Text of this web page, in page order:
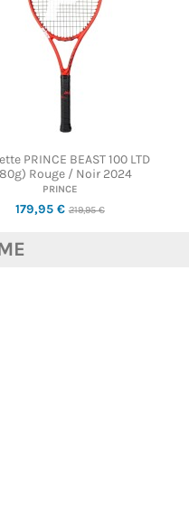
PRINCE BEAST 100 LTD
Rouge / Noir 2024
PRINCE
179,95 €219,95 €